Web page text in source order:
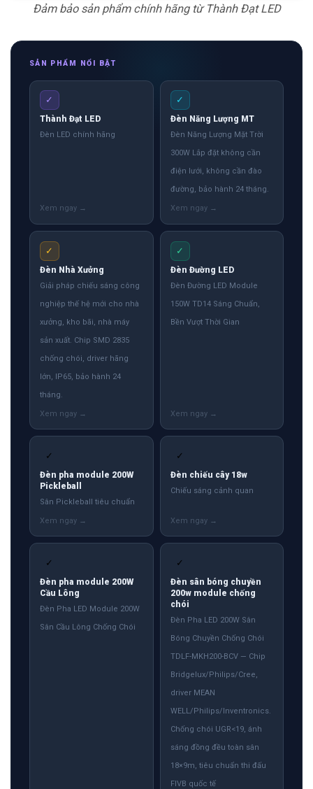
Đảm bảo sản phẩm chính hãng từ Thành Đạt LED
SẢN PHẨM NỔI BẬT
✓
Thành Đạt LED
Đèn LED chính hãng
✓
Đèn Năng Lượng MT
Đèn Năng Lượng Mặt Trời
300W Lắp đặt không cần
điện lưới, không cần đào
đường, bảo hành 24 tháng.
✓
Đèn Nhà Xưởng
Giải pháp chiếu sáng công
nghiệp thế hệ mới cho nhà
xưởng, kho bãi, nhà máy
sản xuất. Chip SMD 2835
chống chói, driver hãng
lớn, IP65, bảo hành 24
tháng.
✓
Đèn Đường LED
Đèn Đường LED Module
150W TD14 Sáng Chuẩn,
Bền Vượt Thời Gian
✓
Đèn pha module 200W
Pickleball
Sân Pickleball tiêu chuẩn
✓
Đèn chiếu cây 18w
Chiếu sáng cảnh quan
✓
Đèn pha module 200W
Cầu Lông
Đèn Pha LED Module 200W
Sân Cầu Lông Chống Chói
✓
Đèn sân bóng chuyền
200w module chống
chói
Đèn Pha LED 200W Sân
Bóng Chuyền Chống Chói
TDLF-MKH200-BCV — Chip
Bridgelux/Philips/Cree,
driver MEAN
WELL/Philips/Inventronics.
Chống chói UGR<19, ánh
sáng đồng đều toàn sân
18×9m, tiêu chuẩn thi đấu
FIVB quốc tế